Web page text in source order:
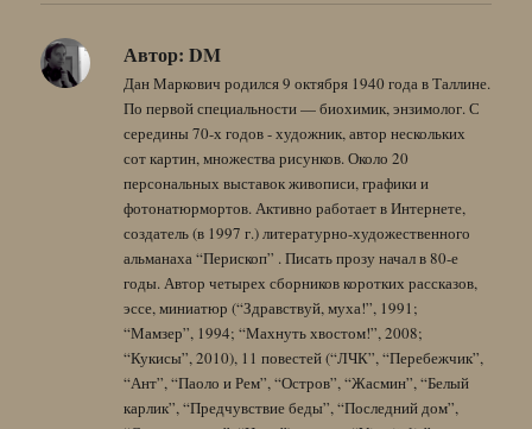
Автор: DM
Дан Маркович родился 9 октября 1940 года в Таллине.
По первой специальности — биохимик, энзимолог. С
середины 70-х годов - художник, автор нескольких
сот картин, множества рисунков. Около 20
персональных выставок живописи, графики и
фотонатюрмортов. Активно работает в Интернете,
создатель (в 1997 г.) литературно-художественного
альманаха “Перископ” . Писать прозу начал в 80-е
годы. Автор четырех сборников коротких рассказов,
эссе, миниатюр (“Здравствуй, муха!”, 1991;
“Мамзер”, 1994; “Махнуть хвостом!”, 2008;
“Кукисы”, 2010), 11 повестей (“ЛЧК”, “Перебежчик”,
“Ант”, “Паоло и Рем”, “Остров”, “Жасмин”, “Белый
карлик”, “Предчувствие беды”, “Последний дом”,